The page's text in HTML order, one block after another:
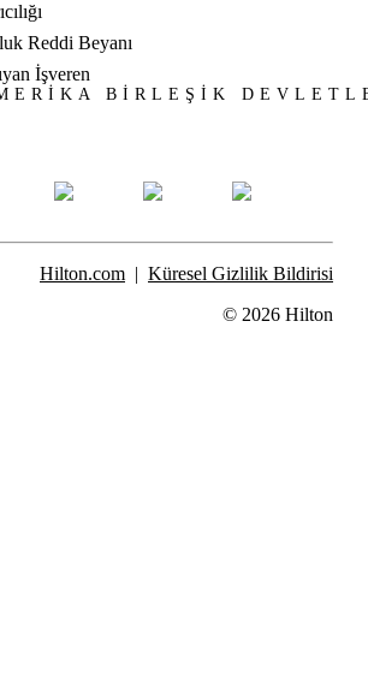
Reddi Beyanı
İşveren
BIRLEŞIK
Hilton.com
Küresel Gizlilik Bildirisi
© 2026 Hilton